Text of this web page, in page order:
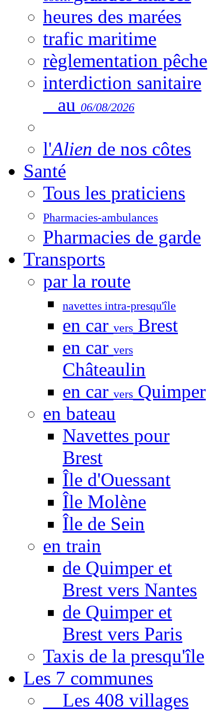
heures des marées
trafic maritime
règlementation pêche
interdiction sanitaire
au 06/08/2026
l'Alien de nos côtes
Santé
Tous les praticiens
Pharmacies-ambulances
Pharmacies de garde
Transports
par la route
navettes intra-presqu'île
en car vers Brest
en car vers
Châteaulin
en car vers Quimper
en bateau
Navettes pour
Brest
Île d'Ouessant
Île Molène
Île de Sein
en train
de Quimper et
Brest vers Nantes
de Quimper et
Brest vers Paris
Taxis de la presqu'île
Les 7 communes
Les 408 villages